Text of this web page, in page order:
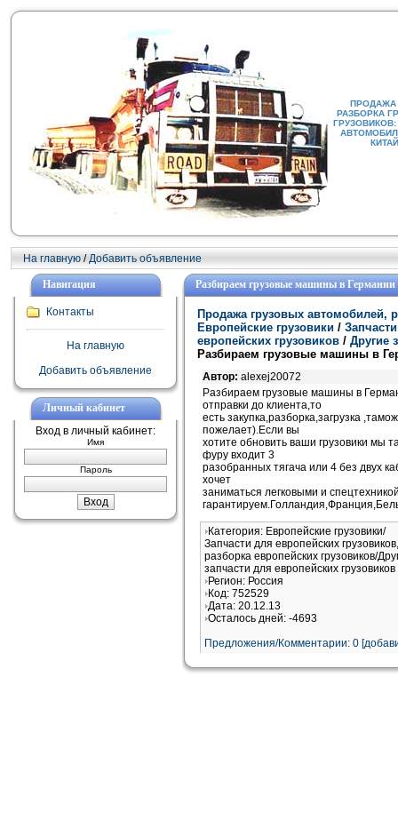
ПРОДАЖА
РАЗБОРКА
На главную /Добавить объявление
Навигация
Контакты
На главную
Добавить объявление
Личный кабинет
Вход в личный кабинет:
Имя
Пароль
Разбираем грузовые машины в Германии
Продажа грузовых автомобилей,
Европейские грузовики /
европейских грузовиков / Другие
Разбираем грузовые машины в
Автор: alexej20072
Разбираем грузовые машины в
отправки до клиента,то
есть закупка,разборка,загрузка
пожелает).Если вы
хотите обновить ваши грузовики мы
фуру входит 3
разобранных тягача или 4 без двух
хочет
заниматься легковыми и
Категория: Европейские грузовики/
Запчасти для европейских грузовиков,
разборка европейских грузовиков/
запчасти для европейских грузовиков
Регион: Россия
Код: 752529
Дата: 20.12.13
Осталось дней: -4693
Предложения/Комментарии: 0